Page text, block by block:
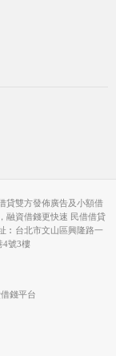
貸雙方發佈廣告及小額借
融資借錢更快速 民借借貸
︰台北市文山區興隆路一
4號3樓
錢平台